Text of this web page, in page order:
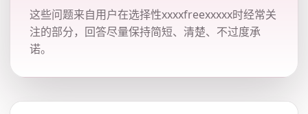
这些问题来自用户在选择性xxxxfreexxxxx时经常关
注的部分，回答尽量保持简短、清楚、不过度承
诺。